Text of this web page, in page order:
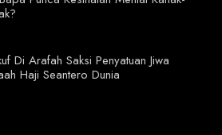
Di Arafah Saksi Penyatuan Jiwa
Haji Seantero Dunia